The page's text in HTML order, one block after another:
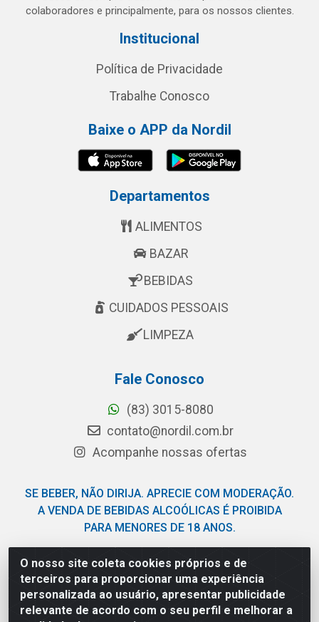
O nosso site coleta cookies próprios e de
terceiros para proporcionar uma experiência
personalizada ao usuário, apresentar publicidade
relevante de acordo com o seu perfil e melhorar a
colaboradores e principalmente, para os nossos clientes.
Institucional
Política de Privacidade
Trabalhe Conosco
Baixe o APP da Nordil
Departamentos
ALIMENTOS
BAZAR
BEBIDAS
CUIDADOS PESSOAIS
LIMPEZA
Fale Conosco
(83) 3015-8080
contato@nordil.com.br
Acompanhe nossas ofertas
SE BEBER, NÃO DIRIJA. APRECIE COM MODERAÇÃO.
A VENDA DE BEBIDAS ALCOÓLICAS É PROIBIDA
PARA MENORES DE 18 ANOS.
Nordil Distribuidora - Avenida Liberdade, 2738, Bloco F -
Sesi - Bayeux/PB - CEP 58.111-400 - CNPJ
03.775.813/0001-41